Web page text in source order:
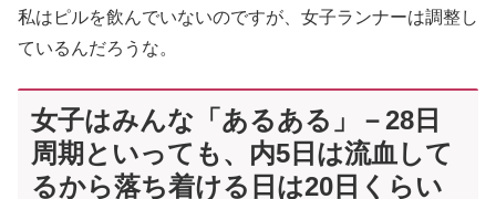
私はピルを飲んでいないのですが、女子ランナーは調整し
ているんだろうな。
女子はみんな「あるある」－28日
周期といっても、内5日は流血して
るから落ち着ける日は20日くらい